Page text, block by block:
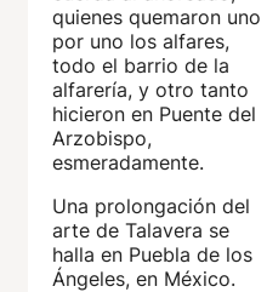
quienes quemaron uno
por uno los alfares,
todo el barrio de la
alfarería, y otro tanto
hicieron en Puente del
Arzobispo,
esmeradamente.
Una prolongación del
arte de Talavera se
halla en Puebla de los
Ángeles, en México.